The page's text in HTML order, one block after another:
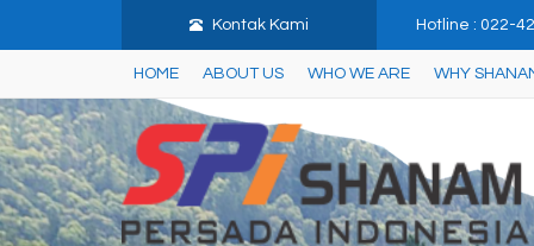
Kontak Kami Hotline : 022-
HOME ABOUT US WHO WE ARE WHY